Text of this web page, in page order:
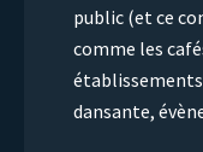
public (et ce
comme les
établissements
dansante,